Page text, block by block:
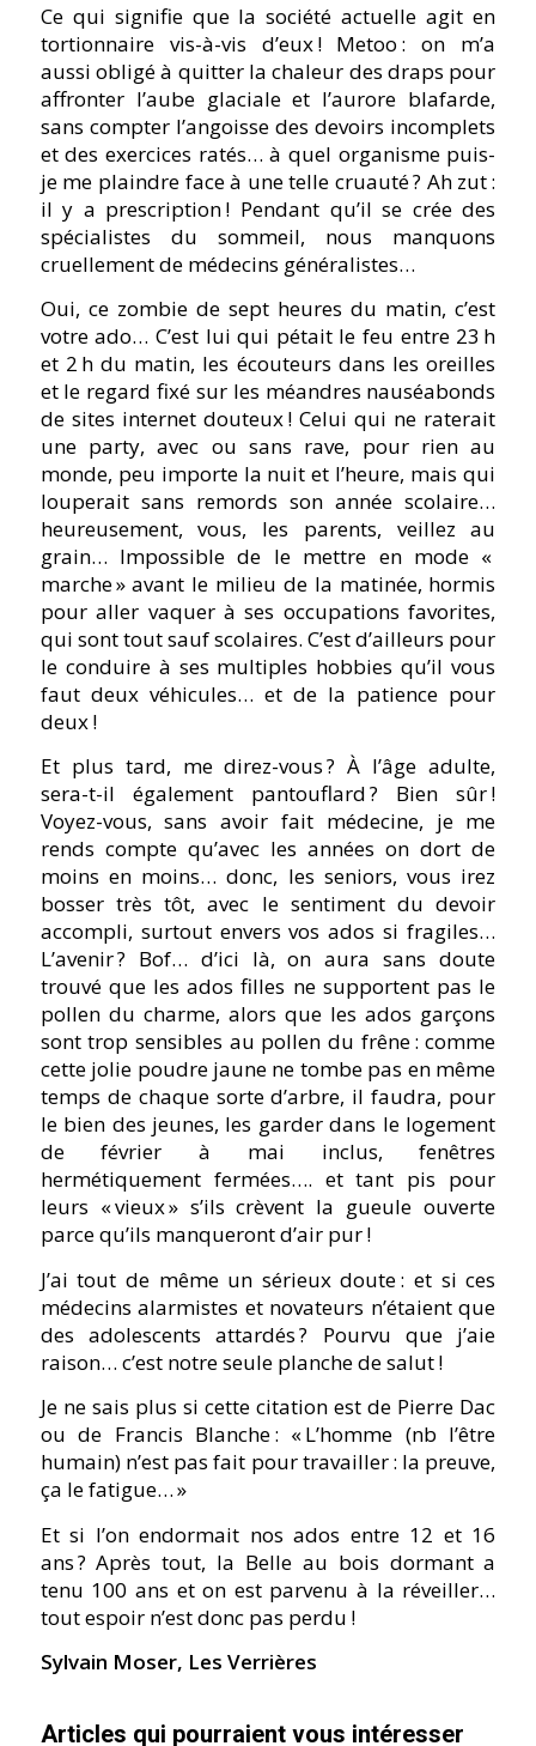
Ce qui signifie que la société actuelle agit en
tortionnaire vis-à-vis d’eux ! Metoo : on m’a
aussi obligé à quitter la chaleur des draps pour
affronter l’aube glaciale et l’aurore blafarde,
sans compter l’angoisse des devoirs incomplets
et des exercices ratés… à quel organisme puis-
je me plaindre face à une telle cruauté ? Ah zut :
il y a prescription ! Pendant qu’il se crée des
spécialistes du sommeil, nous manquons
cruellement de médecins généralistes…
Oui, ce zombie de sept heures du matin, c’est
votre ado… C’est lui qui pétait le feu entre 23 h
et 2 h du matin, les écouteurs dans les oreilles
et le regard fixé sur les méandres nauséabonds
de sites internet douteux ! Celui qui ne raterait
une party, avec ou sans rave, pour rien au
monde, peu importe la nuit et l’heure, mais qui
louperait sans remords son année scolaire…
heureusement, vous, les parents, veillez au
grain… Impossible de le mettre en mode «
marche » avant le milieu de la matinée, hormis
pour aller vaquer à ses occupations favorites,
qui sont tout sauf scolaires. C’est d’ailleurs pour
le conduire à ses multiples hobbies qu’il vous
faut deux véhicules… et de la patience pour
deux !
Et plus tard, me direz-vous ? À l’âge adulte,
sera-t-il également pantouflard ? Bien sûr !
Voyez-vous, sans avoir fait médecine, je me
rends compte qu’avec les années on dort de
moins en moins… donc, les seniors, vous irez
bosser très tôt, avec le sentiment du devoir
accompli, surtout envers vos ados si fragiles…
L’avenir ? Bof… d’ici là, on aura sans doute
trouvé que les ados filles ne supportent pas le
pollen du charme, alors que les ados garçons
sont trop sensibles au pollen du frêne : comme
cette jolie poudre jaune ne tombe pas en même
temps de chaque sorte d’arbre, il faudra, pour
le bien des jeunes, les garder dans le logement
de février à mai inclus, fenêtres
hermétiquement fermées…. et tant pis pour
leurs « vieux » s’ils crèvent la gueule ouverte
parce qu’ils manqueront d’air pur !
J’ai tout de même un sérieux doute : et si ces
médecins alarmistes et novateurs n’étaient que
des adolescents attardés ? Pourvu que j’aie
raison… c’est notre seule planche de salut !
Je ne sais plus si cette citation est de Pierre Dac
ou de Francis Blanche : « L’homme (nb l’être
humain) n’est pas fait pour travailler : la preuve,
ça le fatigue… »
Et si l’on endormait nos ados entre 12 et 16
ans ? Après tout, la Belle au bois dormant a
tenu 100 ans et on est parvenu à la réveiller…
tout espoir n’est donc pas perdu !
Sylvain Moser, Les Verrières
Articles qui pourraient vous intéresser